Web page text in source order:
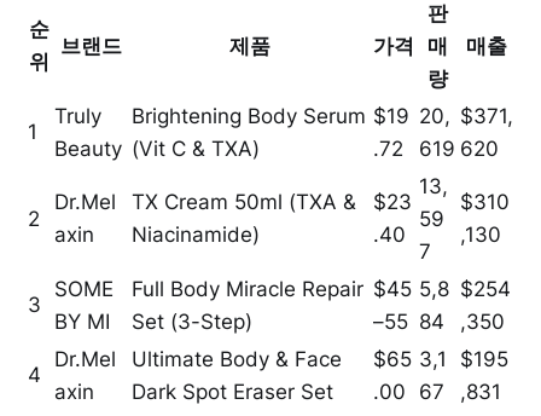
순
위
브랜드 제품 가격
판
매
량
매출
1
Truly
Beauty
Brightening Body Serum
(Vit C & TXA)
$19
.72
20,
619
$371,
620
2
Dr.Mel
axin
TX Cream 50ml (TXA &
Niacinamide)
$23
.40
13,
59
7
$310
,130
3
SOME
BY MI
Full Body Miracle Repair
Set (3-Step)
$45
–55
5,8
84
$254
,350
4
Dr.Mel
axin
Ultimate Body & Face
Dark Spot Eraser Set
$65
.00
3,1
67
$195
,831